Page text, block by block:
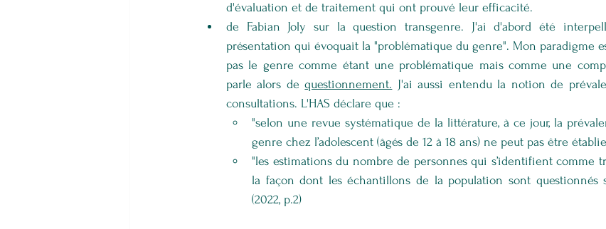
d'évaluation et de traitement qui ont prouvé leur efficacité.
de Fabian Joly sur la question transgenre. J'ai d'abord été
présentation qui évoquait la "problématique du genre". Mon paradigme
pas le genre comme étant une problématique mais comme une
parle alors de questionnement. J'ai aussi entendu la notion de
consultations. L'HAS déclare que :
"selon une revue systématique de la littérature, à ce jour, la
genre chez l’adolescent (âgés de 12 à 18 ans) ne peut pas être
"les estimations du nombre de personnes qui s’identifient comme
la façon dont les échantillons de la population sont questionnés
(2022, p.2)